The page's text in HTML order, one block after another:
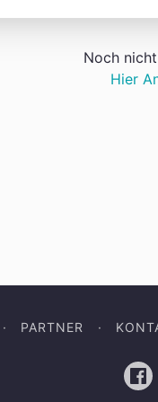
Noch
Hier
PARTNER